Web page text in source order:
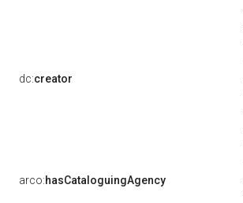
dc:creator
arco:hasCataloguingAgency